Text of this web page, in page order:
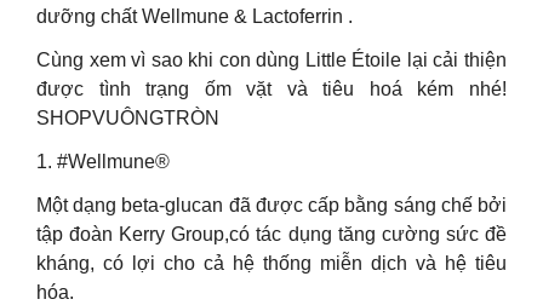
dưỡng chất Wellmune & Lactoferrin .
Cùng xem vì sao khi con dùng Little Étoile lại cải thiện
được tình trạng ốm vặt và tiêu hoá kém nhé!
SHOPVUÔNGTRÒN
1. #Wellmune®
Một dạng beta-glucan đã được cấp bằng sáng chế bởi
tập đoàn Kerry Group,có tác dụng tăng cường sức đề
kháng, có lợi cho cả hệ thống miễn dịch và hệ tiêu
hóa.